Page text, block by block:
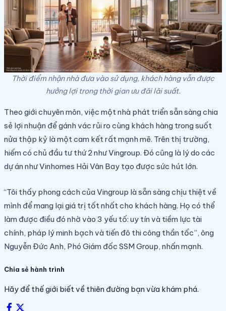
Thời điểm nhận nhà đưa vào sử dụng, khách hàng vẫn được
hưởng lợi trong thời gian ưu đãi lãi suất.
Theo giới chuyên môn, việc một nhà phát triển sẵn sàng chia
sẻ lợi nhuận để gánh vác rủi ro cùng khách hàng trong suốt
nửa thập kỷ là một cam kết rất mạnh mẽ. Trên thị trường,
hiếm có chủ đầu tư thứ 2 như Vingroup. Đó cũng là lý do các
dự án như Vinhomes Hải Vân Bay tạo được sức hút lớn.
“Tôi thấy phong cách của Vingroup là sẵn sàng chịu thiệt về
mình để mang lại giá trị tốt nhất cho khách hàng. Họ có thể
làm được điều đó nhờ vào 3 yếu tố: uy tín và tiềm lực tài
chính, pháp lý minh bạch và tiến đô thi công thần tốc”, ông
Nguyễn Đức Anh, Phó Giám đốc SSM Group, nhấn mạnh.
Chia sẻ hành trình
Hãy để thế giới biết về thiên đường bạn vừa khám phá.